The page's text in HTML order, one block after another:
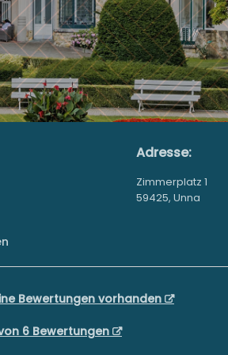
Adresse:
Zimmerplatz 1
59425, Unna
Bewertungen vorhanden
von 6 Bewertungen